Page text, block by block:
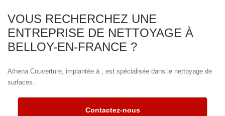
VOUS RECHERCHEZ UNE
ENTREPRISE DE NETTOYAGE À
BELLOY-EN-FRANCE ?
Athena Couverture, implantée à , est spécialisée dans le nettoyage de
surfaces.
Contactez-nous